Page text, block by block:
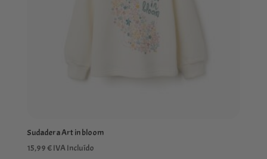
Sudadera Art in bloom
15,99€IVA Incluído